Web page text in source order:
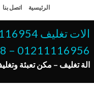
إلى
المحتوى
الرئيسية اتصل بنا
01211116956 – 01211116958
الة تغليف – مكن تعبئة